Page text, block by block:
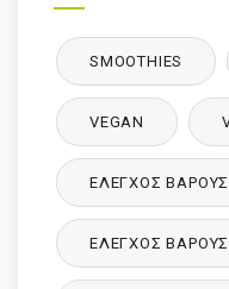
SMOOTHIES
VEGAN
ΈΛΕΓΧΟΣ
ΈΛΕΓΧΟΣ